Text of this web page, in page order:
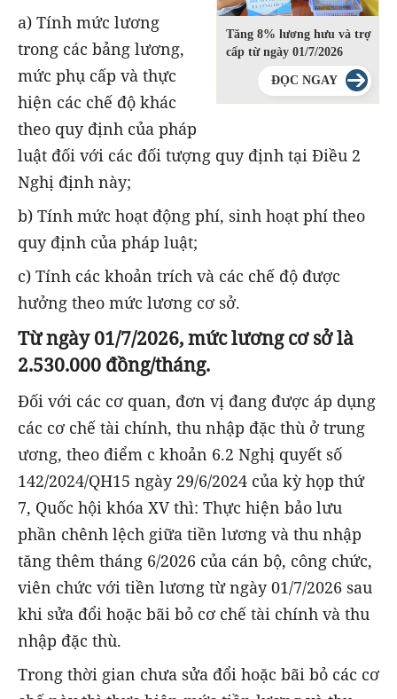
Tăng 8% lương hưu và trợ
cấp từ ngày 01/7/2026
ĐỌC NGAY
a) Tính mức lương
trong các bảng lương,
mức phụ cấp và thực
hiện các chế độ khác
theo quy định của pháp
luật đối với các đối tượng quy định tại Điều 2
Nghị định này;
b) Tính mức hoạt động phí, sinh hoạt phí theo
quy định của pháp luật;
c) Tính các khoản trích và các chế độ được
hưởng theo mức lương cơ sở.
Từ ngày 01/7/2026, mức lương cơ sở là
2.530.000 đồng/tháng.
Đối với các cơ quan, đơn vị đang được áp dụng
các cơ chế tài chính, thu nhập đặc thù ở trung
ương, theo điểm c khoản 6.2 Nghị quyết số
142/2024/QH15 ngày 29/6/2024 của kỳ họp thứ
7, Quốc hội khóa XV thì: Thực hiện bảo lưu
phần chênh lệch giữa tiền lương và thu nhập
tăng thêm tháng 6/2026 của cán bộ, công chức,
viên chức với tiền lương từ ngày 01/7/2026 sau
khi sửa đổi hoặc bãi bỏ cơ chế tài chính và thu
nhập đặc thù.
Trong thời gian chưa sửa đổi hoặc bãi bỏ các cơ